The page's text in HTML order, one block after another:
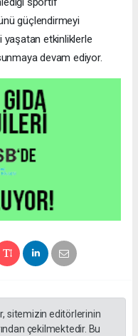
güçlendirmeyi
yaşatan etkinliklerle
devam ediyor.
sitemizin editörlerinin
çekilmektedir. Bu